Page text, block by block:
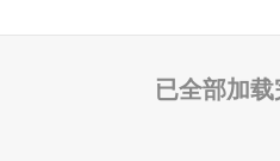
已全部加载